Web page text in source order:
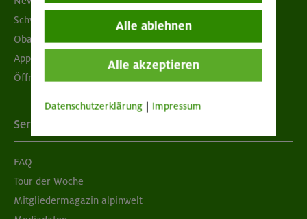
Schwarzes Brett
Obacht geben!
App "Mein DAV+"
Öffnungszeiten
Services
FAQ
Tour der Woche
Mitgliedermagazin alpinwelt
Alle ablehnen
Alle akzeptieren
Datenschutzerklärung Impressum